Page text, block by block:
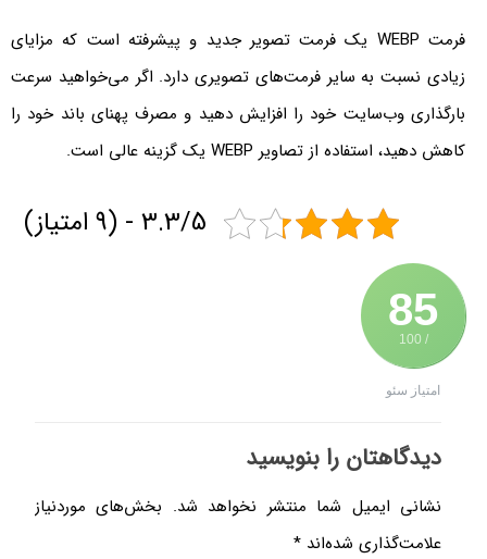
فرمت WEBP یک فرمت تصویر جدید و پیشرفته است که مزایای
زیادی نسبت به سایر فرمت‌های تصویری دارد. اگر می‌خواهید سرعت
بارگذاری وب‌سایت خود را افزایش دهید و مصرف پهنای باند خود را
کاهش دهید، استفاده از تصاویر WEBP یک گزینه عالی است.
3.3/5 - (9 امتیاز)
85
/ 100
امتیاز سئو
دیدگاهتان را بنویسید
نشانی ایمیل شما منتشر نخواهد شد.
بخش‌های موردنیاز
علامت‌گذاری شده‌اند *